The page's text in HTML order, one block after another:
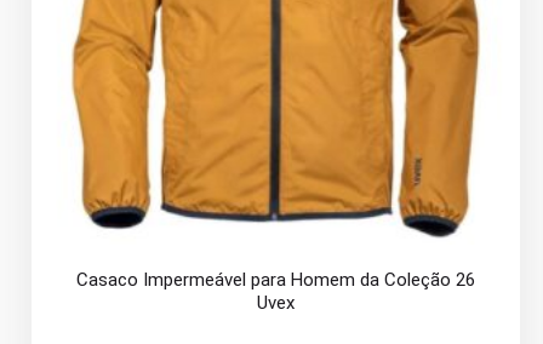
Casaco Impermeável para Homem da Coleção 26
Uvex